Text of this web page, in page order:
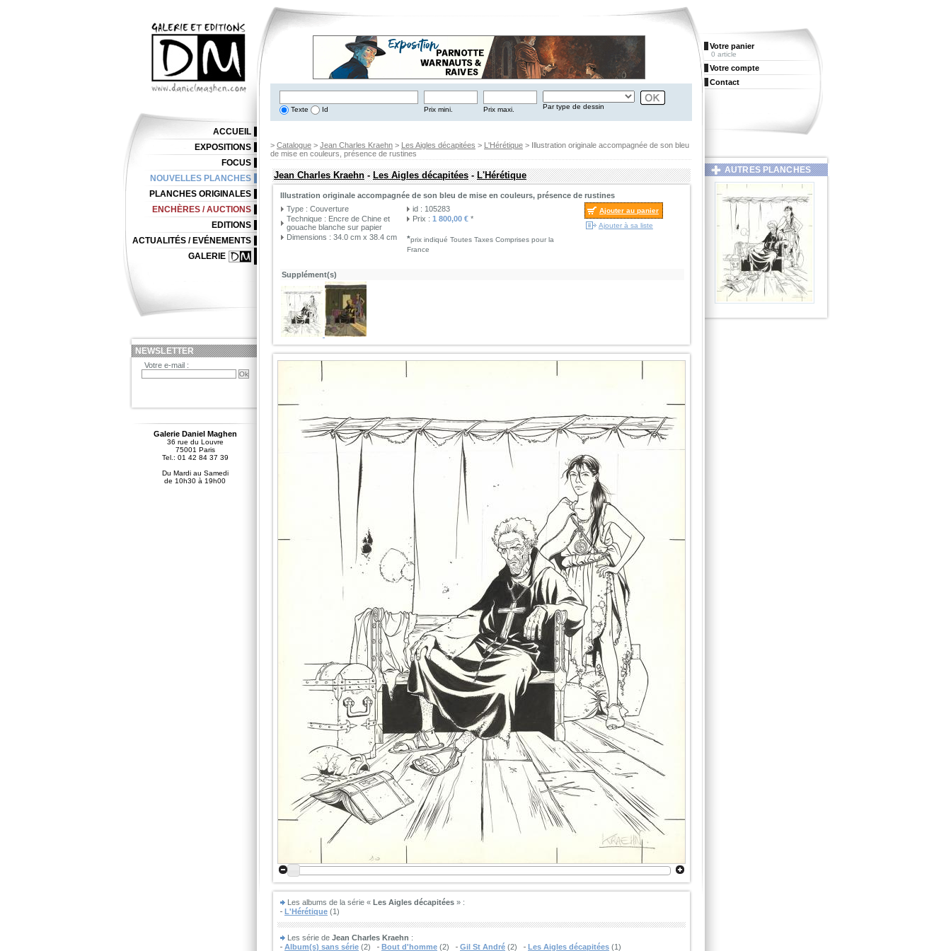
Texte Id Prix mini. Prix maxi. Par type de dessin
> Catalogue > Jean Charles Kraehn > Les Aigles décapitées > L'Hérétique > Illustration originale accompagnée de son bleu
de mise en couleurs, présence de rustines
Jean Charles Kraehn-Les Aigles décapitées-L'Hérétique
Illustration originale accompagnée de son bleu de mise en couleurs, présence de rustines
Type : Couverture
Technique : Encre de Chine et
gouache blanche sur papier
Dimensions : 34.0 cm x 38.4 cm
id : 105283
Prix :1 800,00 € *
*prix indiqué Toutes Taxes Comprises pour la
France
Ajouter au panier
Ajouter à sa liste
Supplément(s)
Les albums de la série « Les Aigles décapitées » :
L'Hérétique (1)
Les série de Jean Charles Kraehn :
Album(s) sans série (2) Bout d'homme (2) Gil St André (2) Les Aigles décapitées (1)
ACCUEIL
EXPOSITIONS
FOCUS
NOUVELLES PLANCHES
PLANCHES ORIGINALES
ENCHÈRES / AUCTIONS
EDITIONS
ACTUALITÉS / EVÉNEMENTS
GALERIE
NEWSLETTER
Votre e-mail :
Galerie Daniel Maghen
36 rue du Louvre
75001 Paris
Tel.: 01 42 84 37 39
Du Mardi au Samedi
de 10h30 à 19h00
Votre panier
0 article
Votre compte
Contact
AUTRES PLANCHES